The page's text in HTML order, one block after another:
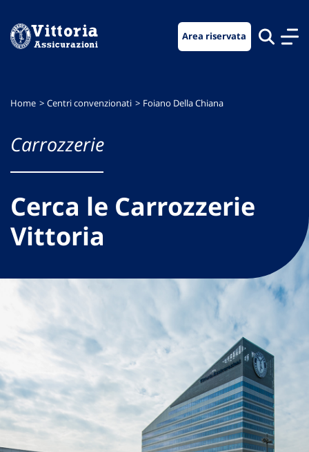
menu
contenuto
footer
Area riservata
Home Centri convenzionati Foiano Della Chiana
Carrozzerie
Cerca le Carrozzerie
Vittoria